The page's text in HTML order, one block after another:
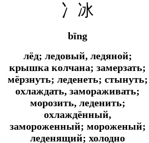
冫冰
bīng
лёд; ледовый, ледяной;
крышка колчана; замерзать;
мёрзнуть; леденеть; стынуть;
охлаждать, замораживать;
морозить, леденить;
охлаждённый,
замороженный; мороженый;
леденящий; холодно